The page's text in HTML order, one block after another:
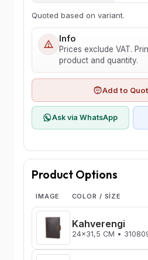
Quoted based on variant.
Info
Prices exclude VAT.
product and quantity.
Add to
Ask via WhatsApp
Product Options
IMAGE COLOR / SIZE
Kahverengi
24x31,5 CM •